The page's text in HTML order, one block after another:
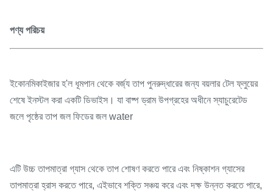
পণ্য পরিচয়
ইকোনমিকাইজার হ'ল ধূমপান থেকে বর্জ্য তাপ পুনরুদ্ধারের জন্য বয়লার টেল ফ্লুয়ের
শেষে ইনস্টল করা একটি ডিভাইস। যা বাষ্প ড্রাম উপগ্রহের অধীনে স্যাচুরেটেড
জলে পৃষ্ঠের তাপ জল ফিডের জল water
এটি উচ্চ তাপমাত্রা গ্যাস থেকে তাপ শোষণ করতে পারে এবং নিষ্কাশন গ্যাসের
তাপমাত্রা হ্রাস করতে পারে, এইভাবে শক্তি সঞ্চয় করে এবং দক্ষ উন্নত করতে পারে,